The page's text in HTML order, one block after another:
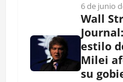
6 de junio
Wall
estilo
Milei
su